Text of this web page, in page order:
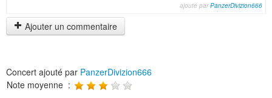
ajouté parPanzerDivizion666
Ajouter un commentaire
Concert ajouté par PanzerDivizion666
Note moyenne :